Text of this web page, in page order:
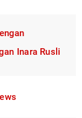
Inara Rusli